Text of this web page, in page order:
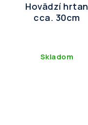
Hovädzí hrtan
cca. 30cm
Skladom